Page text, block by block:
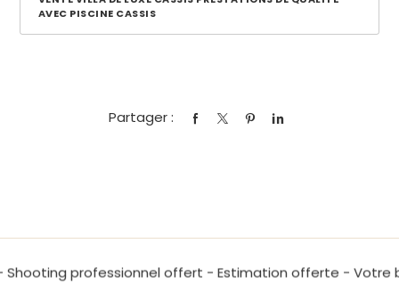
AVEC PISCINE CASSIS
Partager :